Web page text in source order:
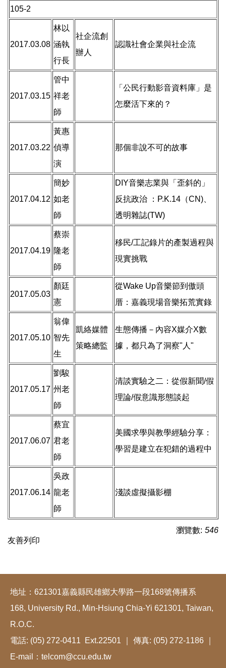
105-2
2017.03.08
林以
涵執
行長
社企流創
辦人
認識社會企業與社企流
2017.03.15
管中
祥老
師
「公民行動影音資料庫」是
怎麼活下來的？
2017.03.22
黃惠
偵導
演
那個非說不可的故事
2017.04.12
簡妙
如老
師
DIY音樂志業與「歪斜的」
反抗政治 ：P.K.14（CN)、
透明雜誌(TW)
2017.04.19
蔡崇
隆老
師
移民/工記錄片的產製過程與
現實挑戰
2017.05.03
顏廷
憲
從Wake Up音樂節到傲頭
厝：嘉義現場音樂拓荒實錄
2017.05.10
翁偉
智先
生
凱絡媒體
策略總監
生態傳播－內容X媒介X數
據，都只為了洞察"人"
2017.05.17
劉駿
州老
師
清談實驗之二：從假新聞/假
理論/假意識形態談起
2017.06.07
蔡宜
君老
師
美國求學與教學經驗分享：
學習是建立在犯錯的過程中
2017.06.14
吳政
龍老
師
淺談虛擬攝影棚
瀏覽數: 546
友善列印
地址：621301嘉義縣民雄鄉大學路一段168號傳播系
168, University Rd., Min-Hsiung Chia-Yi 621301, Taiwan,
R.O.C.
電話: (05) 272-0411 Ext.22501 ｜ 傳真: (05) 272-1186 ｜
E-mail：telcom@ccu.edu.tw